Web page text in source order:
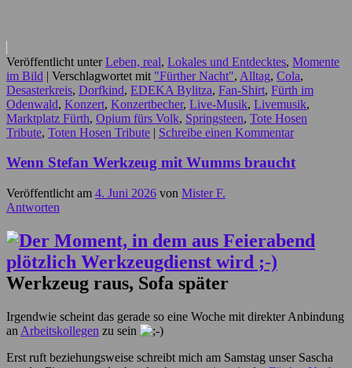
Veröffentlicht unter Leben, real, Lokales und Entdecktes, Momente
im Bild | Verschlagwortet mit "Fürther Nacht", Alltag, Cola,
Desasterkreis, Dorfkind, EDEKA Bylitza, Fan-Shirt, Fürth im
Odenwald, Konzert, Konzertbecher, Live-Musik, Livemusik,
Marktplatz Fürth, Opium fürs Volk, Springsteen, Tote Hosen
Tribute, Toten Hosen Tribute | Schreibe einen Kommentar
Wenn Stefan Werkzeug mit Wumms braucht
Veröffentlicht am 4. Juni 2026 von Mister F.
Antworten
Werkzeug raus, Sofa später
Irgendwie scheint das gerade so eine Woche mit direkter Anbindung
an Arbeitskollegen zu sein
Erst ruft beziehungsweise schreibt mich am Samstag unser Sascha